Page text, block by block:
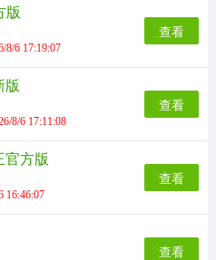
版
8/6 17:19:07
查看
版
8/6 17:11:08
查看
方版
16:46:07
查看
查看